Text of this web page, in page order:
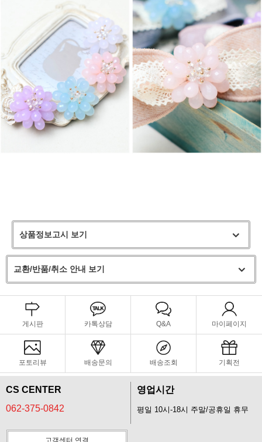
상품정보고시 보기
교환/반품/취소 안내 보기
게시판 카톡상담 Q&A 마이페이지
포토리뷰 배송문의 배송조회 기획전
CS CENTER
062-375-0842
영업시간
평일 10시-18시 주말/공휴일 휴무
고객센터 연결